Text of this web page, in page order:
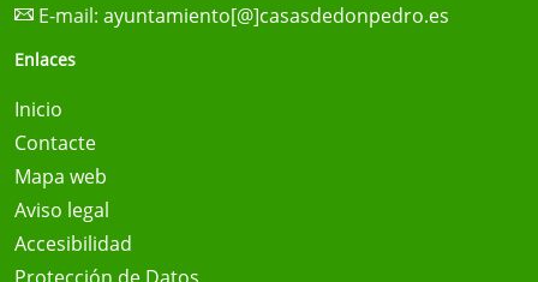
E-mail: ayuntamiento[@]casasdedonpedro.es
Enlaces
Inicio
Contacte
Mapa web
Aviso legal
Accesibilidad